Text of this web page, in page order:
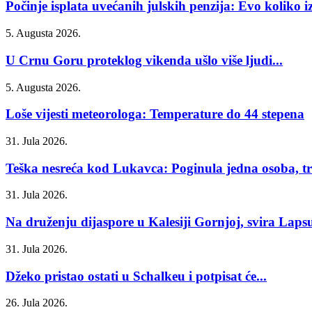
Počinje isplata uvećanih julskih penzija: Evo koliko
5. Augusta 2026.
U Crnu Goru proteklog vikenda ušlo više ljudi...
5. Augusta 2026.
Loše vijesti meteorologa: Temperature do 44 stepena
31. Jula 2026.
Teška nesreća kod Lukavca: Poginula jedna osoba,
31. Jula 2026.
Na druženju dijaspore u Kalesiji Gornjoj, svira
31. Jula 2026.
Džeko pristao ostati u Schalkeu i potpisat će...
26. Jula 2026.